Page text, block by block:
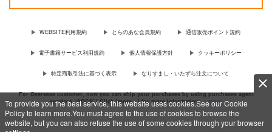
To provide you the best service, this website uses cookies.See our Cookie
Policy to learn more.You must agree to the use of cookies to browse the
website, but you can also refuse the use of some cookies through your browser
WEBSITE利用規約 とらのあな会員規約 通信販売ポイント規約
電子書籍サービス利用規約 個人情報保護方針 クッキーポリシー
特定商取引法に基づく表示 なりすまし・いたずら注文について
For Overseas customer, now you can ship your purchases by using purchases agent
services “AOCS”! Click {more…} for more information …more